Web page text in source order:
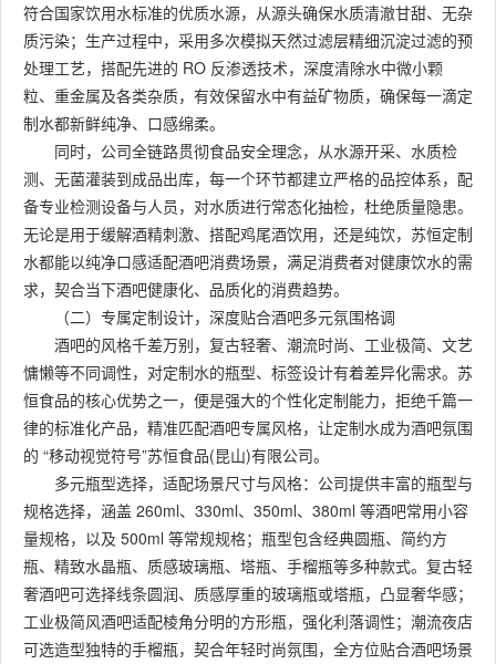
符合国家饮用水标准的优质水源，从源头确保水质清澈甘甜、无杂
质污染；生产过程中，采用多次模拟天然过滤层精细沉淀过滤的预
处理工艺，搭配先进的 RO 反渗透技术，深度清除水中微小颗
粒、重金属及各类杂质，有效保留水中有益矿物质，确保每一滴定
制水都新鲜纯净、口感绵柔。
同时，公司全链路贯彻食品安全理念，从水源开采、水质检
测、无菌灌装到成品出库，每一个环节都建立严格的品控体系，配
备专业检测设备与人员，对水质进行常态化抽检，杜绝质量隐患。
无论是用于缓解酒精刺激、搭配鸡尾酒饮用，还是纯饮，苏恒定制
水都能以纯净口感适配酒吧消费场景，满足消费者对健康饮水的需
求，契合当下酒吧健康化、品质化的消费趋势。
（二）专属定制设计，深度贴合酒吧多元氛围格调
酒吧的风格千差万别，复古轻奢、潮流时尚、工业极简、文艺
慵懒等不同调性，对定制水的瓶型、标签设计有着差异化需求。苏
恒食品的核心优势之一，便是强大的个性化定制能力，拒绝千篇一
律的标准化产品，精准匹配酒吧专属风格，让定制水成为酒吧氛围
的 “移动视觉符号”苏恒食品(昆山)有限公司。
多元瓶型选择，适配场景尺寸与风格：公司提供丰富的瓶型与
规格选择，涵盖 260ml、330ml、350ml、380ml 等酒吧常用小容
量规格，以及 500ml 等常规规格；瓶型包含经典圆瓶、简约方
瓶、精致水晶瓶、质感玻璃瓶、塔瓶、手榴瓶等多种款式。复古轻
奢酒吧可选择线条圆润、质感厚重的玻璃瓶或塔瓶，凸显奢华感；
工业极简风酒吧适配棱角分明的方形瓶，强化利落调性；潮流夜店
可选造型独特的手榴瓶，契合年轻时尚氛围，全方位贴合酒吧场景